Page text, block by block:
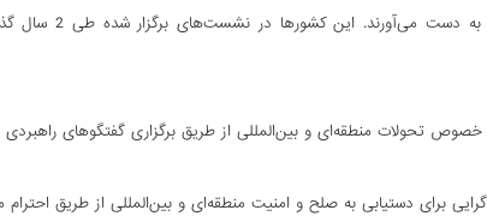
مواضع و
تحولات منطقه‌ای و بین‌المللی از طریق برگزاری گفتگو‌های راهبردی
برای دستیابی به صلح و امنیت منطقه‌ای و بین‌المللی از طریق